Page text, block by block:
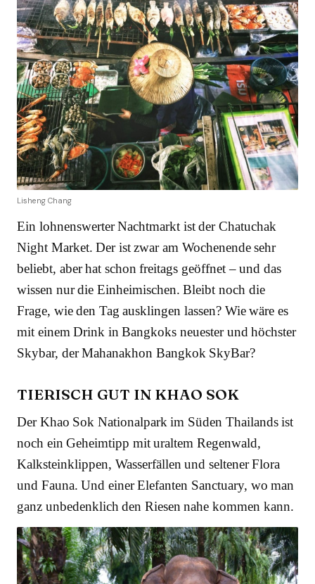
Lisheng Chang
Ein lohnenswerter Nachtmarkt ist der Chatuchak
Night Market. Der ist zwar am Wochenende sehr
beliebt, aber hat schon freitags geöffnet – und das
wissen nur die Einheimischen. Bleibt noch die
Frage, wie den Tag ausklingen lassen? Wie wäre es
mit einem Drink in Bangkoks neuester und höchster
Skybar, der Mahanakhon Bangkok SkyBar?
TIERISCH GUT IN KHAO SOK
Der Khao Sok Nationalpark im Süden Thailands ist
noch ein Geheimtipp mit uraltem Regenwald,
Kalksteinklippen, Wasserfällen und seltener Flora
und Fauna. Und einer Elefanten Sanctuary, wo man
ganz unbedenklich den Riesen nahe kommen kann.